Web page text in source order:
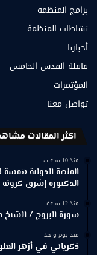
برامج المنظمة
نشاطات المنظمة
أخبارنا
قافلة القدس الخامس
المؤتمرات
تواصل معنا
اكثر المقالات
منذ 10 ساعات
المنصة الدولية همسة
الدكتورة إشرق كرونه
منذ 12 ساعة
سورة البروج /
منذ يوم واحد
ذكرياتي في أزهر